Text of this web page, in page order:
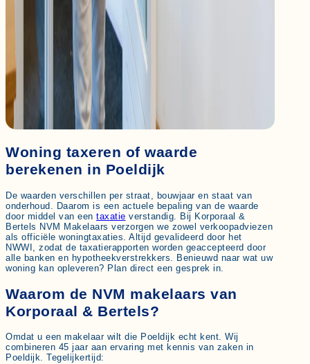
Woning taxeren of waarde
berekenen in Poeldijk
De waarden verschillen per straat, bouwjaar en staat van
onderhoud. Daarom is een actuele bepaling van de waarde
door middel van een taxatie verstandig. Bij Korporaal &
Bertels NVM Makelaars verzorgen we zowel verkoopadviezen
als officiële woningtaxaties. Altijd gevalideerd door het
NWWI, zodat de taxatierapporten worden geaccepteerd door
alle banken en hypotheekverstrekkers. Benieuwd naar wat uw
woning kan opleveren? Plan direct een gesprek in.
Waarom de NVM makelaars van
Korporaal & Bertels?
Omdat u een makelaar wilt die Poeldijk echt kent. Wij
combineren 45 jaar aan ervaring met kennis van zaken in
Poeldijk. Tegelijkertijd: